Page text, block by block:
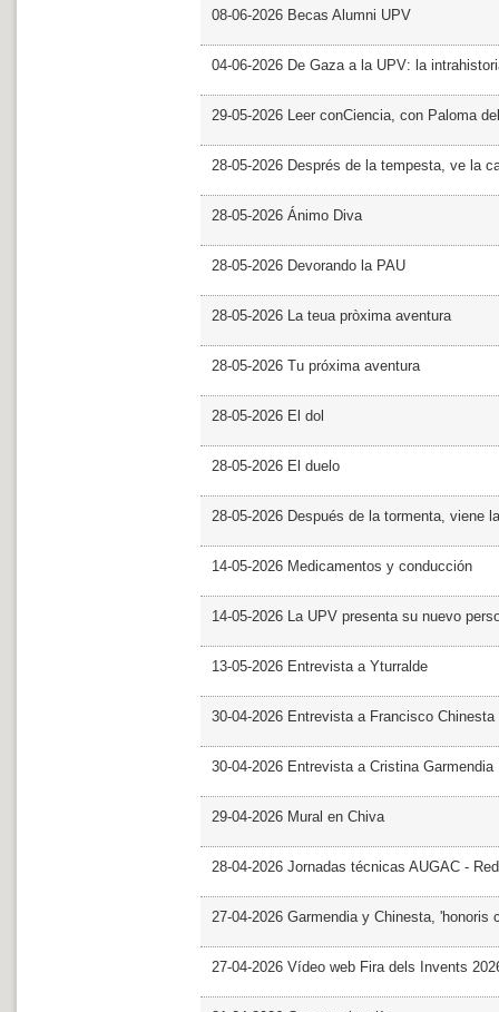
08-06-2026 Becas Alumni UPV
04-06-2026 De Gaza a la UPV: la
29-05-2026 Leer conCiencia, con Paloma
28-05-2026 Després de la tempesta, ve la
28-05-2026 Ánimo Diva
28-05-2026 Devorando la PAU
28-05-2026 La teua pròxima aventura
28-05-2026 Tu próxima aventura
28-05-2026 El dol
28-05-2026 El duelo
28-05-2026 Después de la tormenta, viene
14-05-2026 Medicamentos y conducción
14-05-2026 La UPV presenta su nuevo
13-05-2026 Entrevista a Yturralde
30-04-2026 Entrevista a Francisco Chinesta
30-04-2026 Entrevista a Cristina Garmendia
29-04-2026 Mural en Chiva
28-04-2026 Jornadas técnicas AUGAC -
27-04-2026 Garmendia y Chinesta, 'honoris
27-04-2026 Vídeo web Fira dels Invents